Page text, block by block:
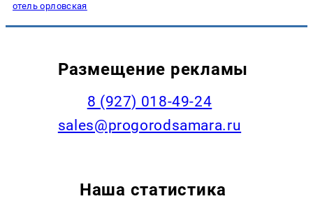
отель орловская
Размещение рекламы
8 (927) 018-49-24
sales@progorodsamara.ru
Наша статистика